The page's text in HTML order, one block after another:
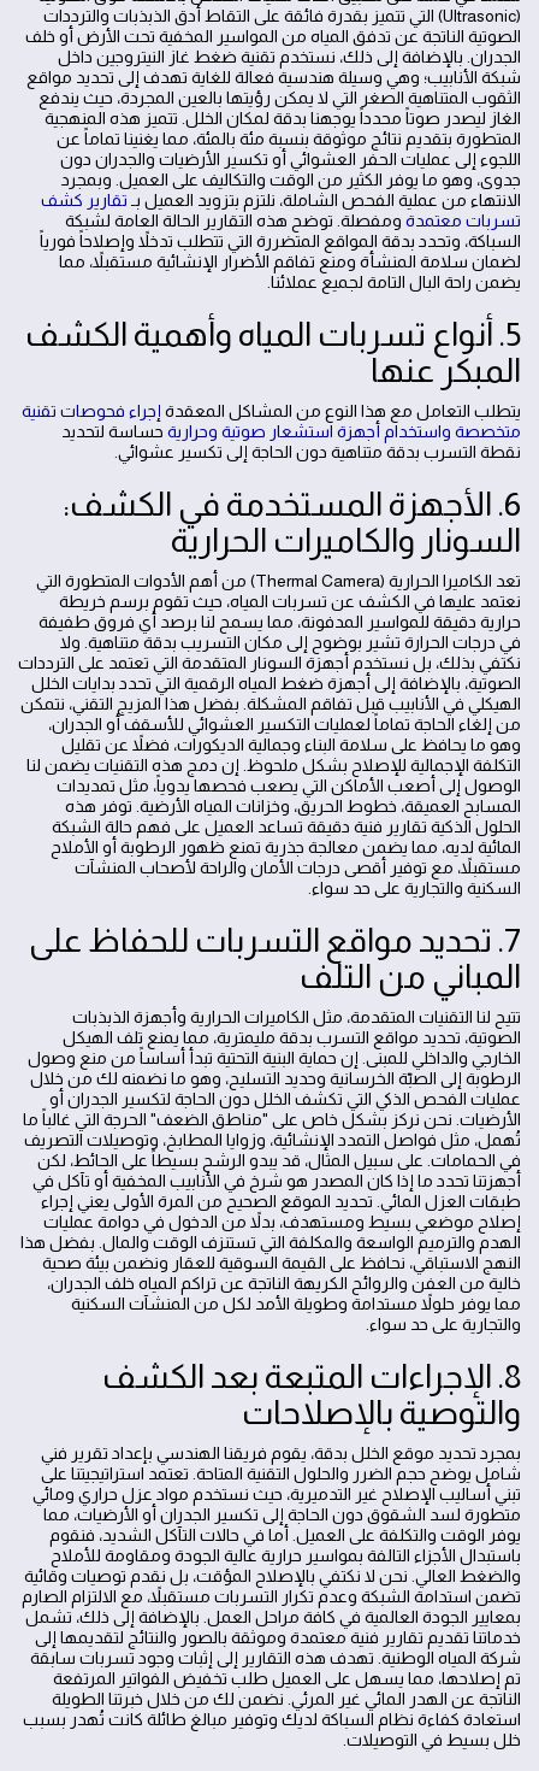
(Ultrasonic) التي تتميز بقدرة فائقة على التقاط أدق الذبذبات والترددات
الصوتية الناتجة عن تدفق المياه من المواسير المخفية تحت الأرض أو خلف
الجدران. بالإضافة إلى ذلك، نستخدم تقنية ضغط غاز النيتروجين داخل
شبكة الأنابيب؛ وهي وسيلة هندسية فعالة للغاية تهدف إلى تحديد مواقع
الثقوب المتناهية الصغر التي لا يمكن رؤيتها بالعين المجردة، حيث يندفع
الغاز ليصدر صوتاً محدداً يوجهنا بدقة لمكان الخلل. تتميز هذه المنهجية
المتطورة بتقديم نتائج موثوقة بنسبة مئة بالمئة، مما يغنينا تماماً عن
اللجوء إلى عمليات الحفر العشوائي أو تكسير الأرضيات والجدران دون
جدوى، وهو ما يوفر الكثير من الوقت والتكاليف على العميل. وبمجرد
الانتهاء من عملية الفحص الشاملة، نلتزم بتزويد العميل بـ تقارير كشف
تسربات معتمدة ومفصلة. توضح هذه التقارير الحالة العامة لشبكة
السباكة، وتحدد بدقة المواقع المتضررة التي تتطلب تدخلاً وإصلاحاً فورياً
لضمان سلامة المنشأة ومنع تفاقم الأضرار الإنشائية مستقبلاً، مما
يضمن راحة البال التامة لجميع عملائنا.
5. أنواع تسربات المياه وأهمية الكشف
المبكر عنها
يتطلب التعامل مع هذا النوع من المشاكل المعقدة إجراء فحوصات تقنية
متخصصة واستخدام أجهزة استشعار صوتية وحرارية حساسة لتحديد
نقطة التسرب بدقة متناهية دون الحاجة إلى تكسير عشوائي.
6. الأجهزة المستخدمة في الكشف:
السونار والكاميرات الحرارية
تعد الكاميرا الحرارية (Thermal Camera) من أهم الأدوات المتطورة التي
نعتمد عليها في الكشف عن تسربات المياه، حيث تقوم برسم خريطة
حرارية دقيقة للمواسير المدفونة، مما يسمح لنا برصد أي فروق طفيفة
في درجات الحرارة تشير بوضوح إلى مكان التسريب بدقة متناهية. ولا
نكتفي بذلك، بل نستخدم أجهزة السونار المتقدمة التي تعتمد على الترددات
الصوتية، بالإضافة إلى أجهزة ضغط المياه الرقمية التي تحدد بدايات الخلل
الهيكلي في الأنابيب قبل تفاقم المشكلة. بفضل هذا المزيج التقني، نتمكن
من إلغاء الحاجة تماماً لعمليات التكسير العشوائي للأسقف أو الجدران،
وهو ما يحافظ على سلامة البناء وجمالية الديكورات، فضلاً عن تقليل
التكلفة الإجمالية للإصلاح بشكل ملحوظ. إن دمج هذه التقنيات يضمن لنا
الوصول إلى أصعب الأماكن التي يصعب فحصها يدوياً، مثل تمديدات
المسابح العميقة، خطوط الحريق، وخزانات المياه الأرضية. توفر هذه
الحلول الذكية تقارير فنية دقيقة تساعد العميل على فهم حالة الشبكة
المائية لديه، مما يضمن معالجة جذرية تمنع ظهور الرطوبة أو الأملاح
مستقبلاً، مع توفير أقصى درجات الأمان والراحة لأصحاب المنشآت
السكنية والتجارية على حد سواء.
7. تحديد مواقع التسربات للحفاظ على
المباني من التلف
تتيح لنا التقنيات المتقدمة، مثل الكاميرات الحرارية وأجهزة الذبذبات
الصوتية، تحديد مواقع التسرب بدقة مليمترية، مما يمنع تلف الهيكل
الخارجي والداخلي للمبنى. إن حماية البنية التحتية تبدأ أساساً من منع وصول
الرطوبة إلى الصبّة الخرسانية وحديد التسليح، وهو ما نضمنه لك من خلال
عمليات الفحص الذكي التي تكشف الخلل دون الحاجة لتكسير الجدران أو
الأرضيات. نحن نركز بشكل خاص على "مناطق الضعف" الحرجة التي غالباً ما
تُهمل، مثل فواصل التمدد الإنشائية، وزوايا المطابخ، وتوصيلات التصريف
في الحمامات. على سبيل المثال، قد يبدو الرشح بسيطاً على الحائط، لكن
أجهزتنا تحدد ما إذا كان المصدر هو شرخ في الأنابيب المخفية أو تآكل في
طبقات العزل المائي. تحديد الموقع الصحيح من المرة الأولى يعني إجراء
إصلاح موضعي بسيط ومستهدف، بدلاً من الدخول في دوامة عمليات
الهدم والترميم الواسعة والمكلفة التي تستنزف الوقت والمال. بفضل هذا
النهج الاستباقي، نحافظ على القيمة السوقية للعقار ونضمن بيئة صحية
خالية من العفن والروائح الكريهة الناتجة عن تراكم المياه خلف الجدران،
مما يوفر حلولاً مستدامة وطويلة الأمد لكل من المنشآت السكنية
والتجارية على حد سواء.
8. الإجراءات المتبعة بعد الكشف
والتوصية بالإصلاحات
بمجرد تحديد موقع الخلل بدقة، يقوم فريقنا الهندسي بإعداد تقرير فني
شامل يوضح حجم الضرر والحلول التقنية المتاحة. تعتمد استراتيجيتنا على
تبني أساليب الإصلاح غير التدميرية، حيث نستخدم مواد عزل حراري ومائي
متطورة لسد الشقوق دون الحاجة إلى تكسير الجدران أو الأرضيات، مما
يوفر الوقت والتكلفة على العميل. أما في حالات التآكل الشديد، فنقوم
باستبدال الأجزاء التالفة بمواسير حرارية عالية الجودة ومقاومة للأملاح
والضغط العالي. نحن لا نكتفي بالإصلاح المؤقت، بل نقدم توصيات وقائية
تضمن استدامة الشبكة وعدم تكرار التسربات مستقبلاً، مع الالتزام الصارم
بمعايير الجودة العالمية في كافة مراحل العمل. بالإضافة إلى ذلك، تشمل
خدماتنا تقديم تقارير فنية معتمدة وموثقة بالصور والنتائج لتقديمها إلى
شركة المياه الوطنية. تهدف هذه التقارير إلى إثبات وجود تسربات سابقة
تم إصلاحها، مما يسهل على العميل طلب تخفيض الفواتير المرتفعة
الناتجة عن الهدر المائي غير المرئي. نضمن لك من خلال خبرتنا الطويلة
استعادة كفاءة نظام السباكة لديك وتوفير مبالغ طائلة كانت تُهدر بسبب
خلل بسيط في التوصيلات.